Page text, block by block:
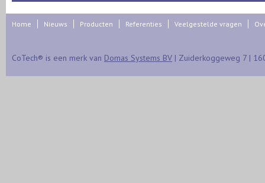
Home Nieuws Producten Referenties Veelgestelde vragen
CoTech® is een merk van Domas Systems BV | Zuiderkoggeweg 7 |